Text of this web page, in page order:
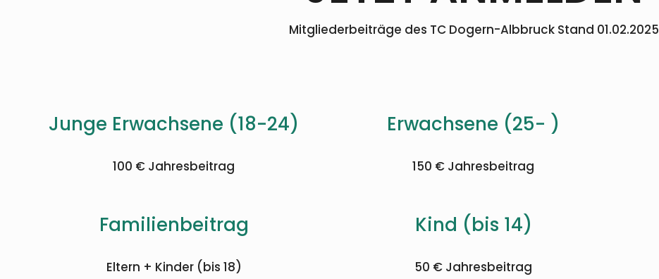
Mitgliederbeiträge des TC Dogern-Albbruck Stand 01.02.2025
Junge Erwachsene (18-24)
100 € Jahresbeitrag
Erwachsene (25- )
150 € Jahresbeitrag
Familienbeitrag
Eltern + Kinder (bis 18)
Kind (bis 14)
50 € Jahresbeitrag